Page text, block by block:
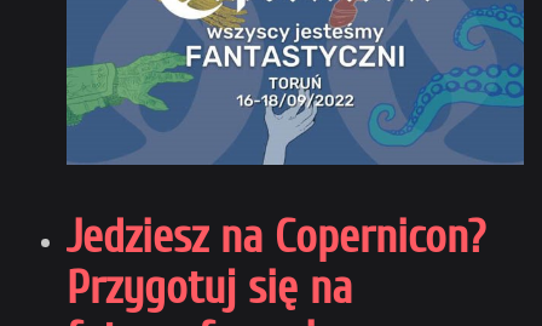
Jedziesz na Copernicon?
Przygotuj się na